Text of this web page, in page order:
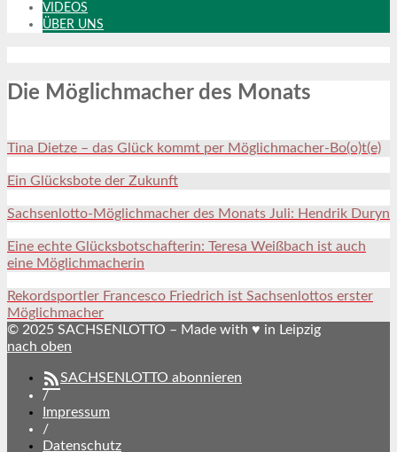
VIDEOS
ÜBER UNS
Die Möglichmacher des Monats
Tina Dietze – das Glück kommt per Möglichmacher-Bo(o)t(e)
Ein Glücksbote der Zukunft
Sachsenlotto-Möglichmacher des Monats Juli: Hendrik Duryn
Eine echte Glücksbotschafterin: Teresa Weißbach ist auch
eine Möglichmacherin
Rekordsportler Francesco Friedrich ist Sachsenlottos erster
Möglichmacher
© 2025 SACHSENLOTTO – Made with ♥ in Leipzig
nach oben
SACHSENLOTTO abonnieren
/
Impressum
/
Datenschutz